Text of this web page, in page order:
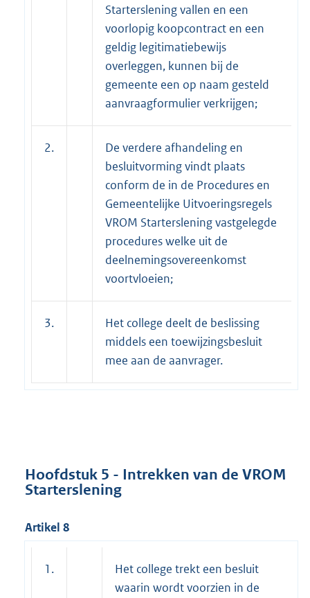
Starterslening vallen en een
voorlopig koopcontract en een
geldig legitimatiebewijs
overleggen, kunnen bij de
gemeente een op naam gesteld
aanvraagformulier verkrijgen;
2.
De verdere afhandeling en
besluitvorming vindt plaats
conform de in de Procedures en
Gemeentelijke Uitvoeringsregels
VROM Starterslening vastgelegde
procedures welke uit de
deelnemingsovereenkomst
voortvloeien;
3.
Het college deelt de beslissing
middels een toewijzingsbesluit
mee aan de aanvrager.
Hoofdstuk 5 - Intrekken van de VROM
Starterslening
Artikel 8
1.
Het college trekt een besluit
waarin wordt voorzien in de